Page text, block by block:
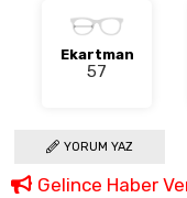
Ekartman
57
YORUM YAZ
Gelince Haber